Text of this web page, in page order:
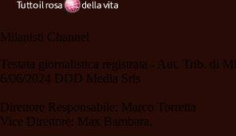
Milanisti Channel
Testata giornalistica registrata - Aut. Trib. di
6/06/2024 DDD Media Srls
Direttore Responsabile: Marco Torretta
Vice Direttore: Max Bambara.